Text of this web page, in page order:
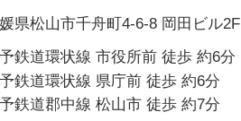
県松山市千舟町4-6-8 岡田ビル2F
鉄道環状線 市役所前 徒歩 約6分
鉄道環状線 県庁前 徒歩 約6分
鉄道郡中線 松山市 徒歩 約7分